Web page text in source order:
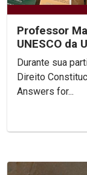
Professor
UNESCO da
Colombia
Durante sua
Direito
Answers for...